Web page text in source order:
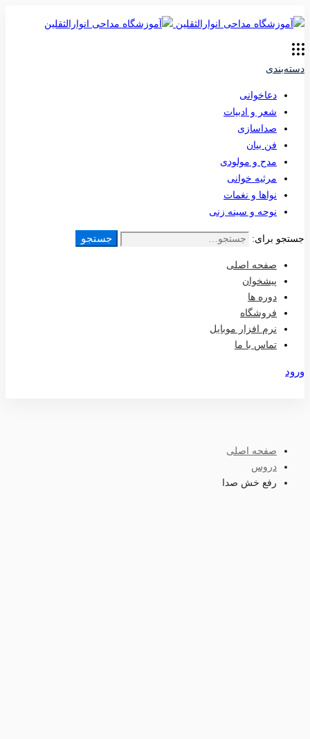
دسته‌بندی
دعاخوانی
شعر و ادبیات
صداسازی
فن بیان
مدح و مولودی
مرثیه خوانی
نواها و نغمات
نوحه و سینه زنی
جستجو برای: جستجو
صفحه اصلی
پیشخوان
دوره ها
فروشگاه
نرم افزار موبایل
تماس با ما
ورود
صفحه اصلی
دروس
رفع خش صدا